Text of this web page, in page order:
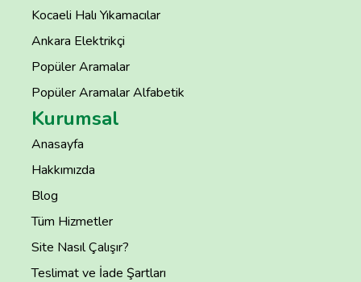
Kocaeli Halı Yıkamacılar
Ankara Elektrikçi
Popüler Aramalar
Popüler Aramalar Alfabetik
Kurumsal
Anasayfa
Hakkımızda
Blog
Tüm Hizmetler
Site Nasıl Çalışır?
Teslimat ve İade Şartları